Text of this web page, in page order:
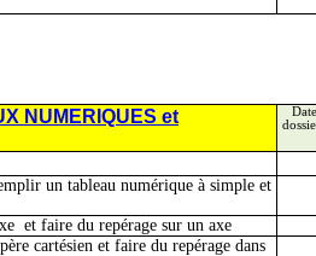
NUMERIQUES et
un tableau numérique à simple et
et faire du repérage sur un axe
cartésien et faire du repérage dans